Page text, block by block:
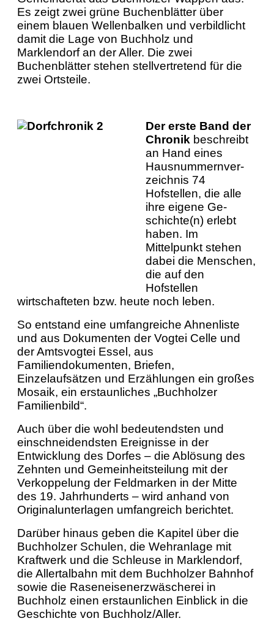
Es zeigt zwei grüne Buchenblätter über
einem blauen Wellenbalken und verbildlicht
damit die Lage von Buchholz und
Marklendorf an der Aller. Die zwei
Buchenblätter stehen stellvertretend für die
zwei Ortsteile.
Der erste Band der
Chronik beschreibt
an Hand eines
Hausnummern­ver­
zeichnis 74
Hofstellen, die alle
ihre eigene Ge­
schichte(n) erlebt
haben. Im
Mittelpunkt stehen
dabei die Menschen,
die auf den
Hofstellen
wirtschafteten bzw. heute noch leben.
So entstand eine umfangreiche Ahnenliste
und aus Dokumenten der Vogtei Celle und
der Amtsvogtei Essel, aus
Familiendokumenten, Briefen,
Einzelaufsätzen und Erzählungen ein großes
Mosaik, ein erstaunliches „Buchholzer
Familienbild“.
Auch über die wohl bedeutendsten und
einschneidendsten Ereignisse in der
Entwicklung des Dorfes – die Ablösung des
Zehnten und Gemeinheitsteilung mit der
Verkoppelung der Feldmarken in der Mitte
des 19. Jahrhunderts – wird anhand von
Originalunterlagen umfangreich berichtet.
Darüber hinaus geben die Kapitel über die
Buchholzer Schulen, die Wehranlage mit
Kraftwerk und die Schleuse in Marklendorf,
die Allertalbahn mit dem Buchholzer Bahnhof
sowie die Raseneisenerzwäscherei in
Buchholz einen erstaunlichen Einblick in die
Geschichte von Buchholz/Aller.